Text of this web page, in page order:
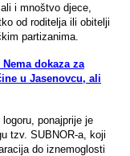
i mnoštvo djece,
od roditelja ili obitelji
partizanima.
dokaza za
u Jasenovcu, ali
ponajprije je
tzv. SUBNOR-a, koji
do iznemoglosti